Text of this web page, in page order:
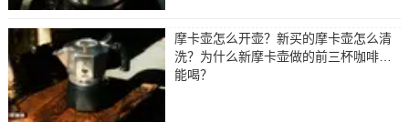
摩卡壶怎么开壶？新买的摩卡壶怎么清
洗？为什么新摩卡壶做的前三杯咖啡不
能喝？